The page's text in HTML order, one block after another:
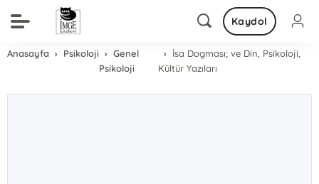
Kaydol
Anasayfa Psikoloji
Genel
Psikoloji
İsa Dogması; ve Din, Psikoloji,
Kültür Yazıları